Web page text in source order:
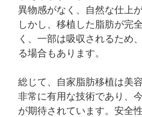
異物感がなく、自然な仕上
しかし、移植した脂肪が完
く、一部は吸収されるため
る場合もあります。
総じて、自家脂肪移植は美
非常に有用な技術であり、
が期待されています。安全